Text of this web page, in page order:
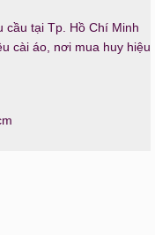
cầu tại Tp. Hồ Chí Minh
cài áo, nơi mua huy hiệu